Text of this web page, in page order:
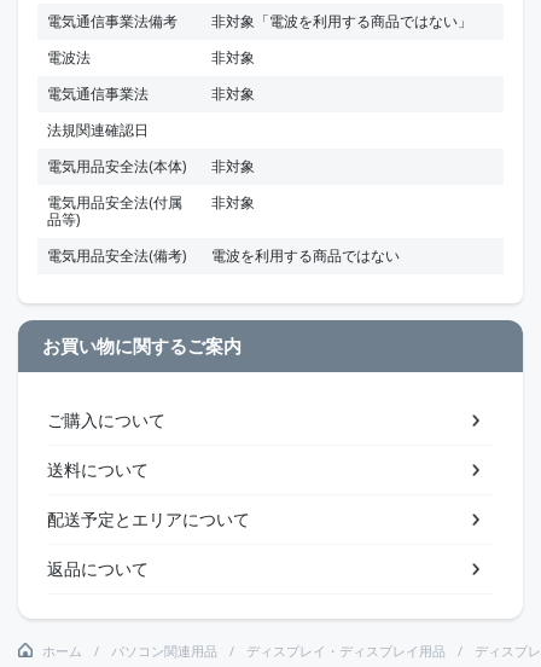
電気通信事業法備考
非対象「電波を利用する商品ではない」
電波法
非対象
電気通信事業法
非対象
法規関連確認日
電気用品安全法(本体)
非対象
電気用品安全法(付属
品等)
非対象
電気用品安全法(備考) 電波を利用する商品ではない
お買い物に関するご案内
ご購入について
送料について
配送予定とエリアについて
返品について
ホーム パソコン関連用品 ディスプレイ・ディスプレイ用品 ディスプ